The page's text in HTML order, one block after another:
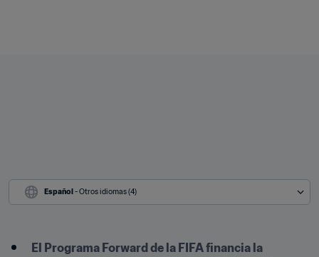
Español - Otros idiomas (4)
El Programa Forward de la FIFA financia la